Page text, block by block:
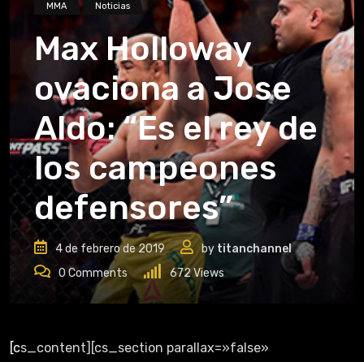
MMA Noticias
Max Holloway
ovaciona a Jose
Aldo: “Es el rey de
los campeones
defensores”
4 de febrero de 2019 by titanchannel
0Comments 672Views
[cs_content][cs_section parallax=»false»